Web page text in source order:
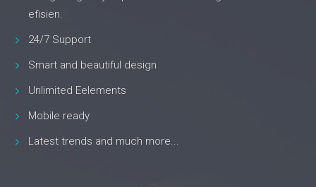
efisien.
24/7 Support
Smart and beautiful design
Unlimited Eelements
Mobile ready
Latest trends and much more...